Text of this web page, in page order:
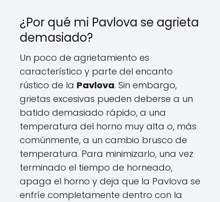
¿Por qué mi Pavlova se agrieta
demasiado?
Un poco de agrietamiento es
característico y parte del encanto
rústico de la Pavlova. Sin embargo,
grietas excesivas pueden deberse a un
batido demasiado rápido, a una
temperatura del horno muy alta o, más
comúnmente, a un cambio brusco de
temperatura. Para minimizarlo, una vez
terminado el tiempo de horneado,
apaga el horno y deja que la Pavlova se
enfríe completamente dentro con la